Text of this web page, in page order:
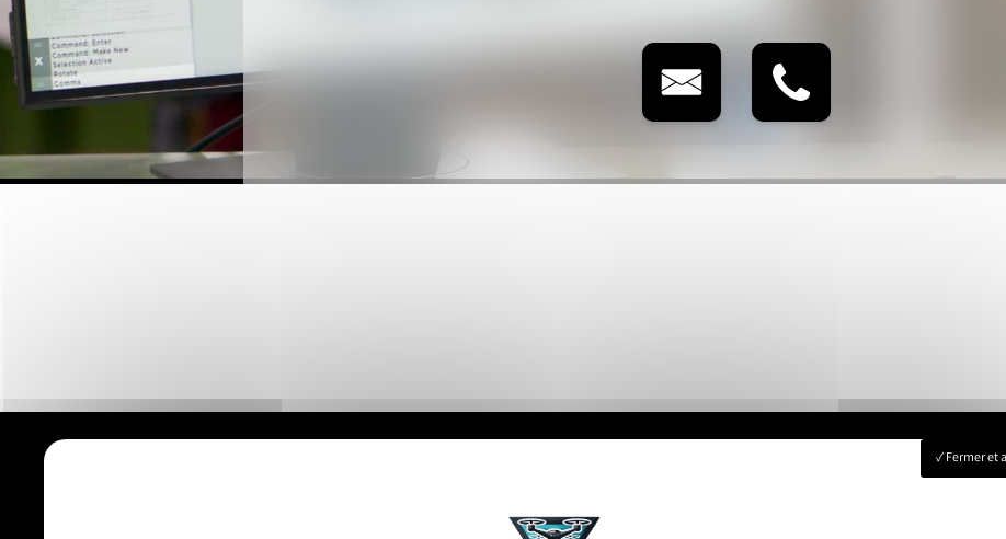
ImmobilierVue Aérienne
Fermer et